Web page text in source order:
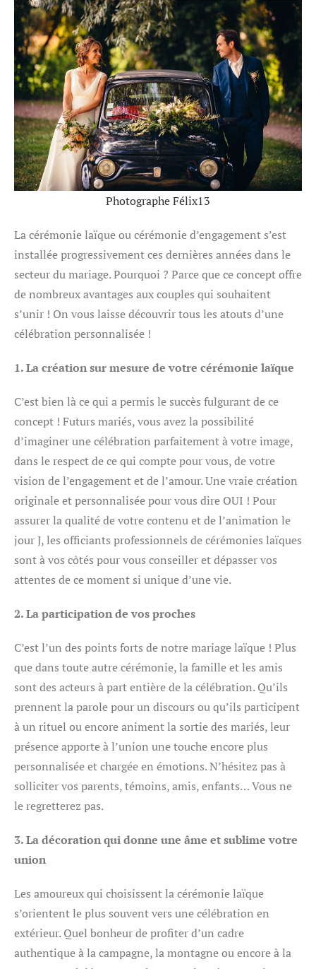
Photographe Félix13
La cérémonie laïque ou cérémonie d’engagement s’est
installée progressivement ces dernières années dans le
secteur du mariage. Pourquoi ? Parce que ce concept offre
de nombreux avantages aux couples qui souhaitent
s’unir ! On vous laisse découvrir tous les atouts d’une
célébration personnalisée !
1. La création sur mesure de votre cérémonie laïque
C’est bien là ce qui a permis le succès fulgurant de ce
concept ! Futurs mariés, vous avez la possibilité
d’imaginer une célébration parfaitement à votre image,
dans le respect de ce qui compte pour vous, de votre
vision de l’engagement et de l’amour. Une vraie création
originale et personnalisée pour vous dire OUI ! Pour
assurer la qualité de votre contenu et de l’animation le
jour J, les officiants professionnels de cérémonies laïques
sont à vos côtés pour vous conseiller et dépasser vos
attentes de ce moment si unique d’une vie.
2. La participation de vos proches
C’est l’un des points forts de notre mariage laïque ! Plus
que dans toute autre cérémonie, la famille et les amis
sont des acteurs à part entière de la célébration. Qu’ils
prennent la parole pour un discours ou qu’ils participent
à un rituel ou encore animent la sortie des mariés, leur
présence apporte à l’union une touche encore plus
personnalisée et chargée en émotions. N’hésitez pas à
solliciter vos parents, témoins, amis, enfants… Vous ne
le regretterez pas.
3. La décoration qui donne une âme et sublime votre
union
Les amoureux qui choisissent la cérémonie laïque
s’orientent le plus souvent vers une célébration en
extérieur. Quel bonheur de profiter d’un cadre
authentique à la campagne, la montagne ou encore à la